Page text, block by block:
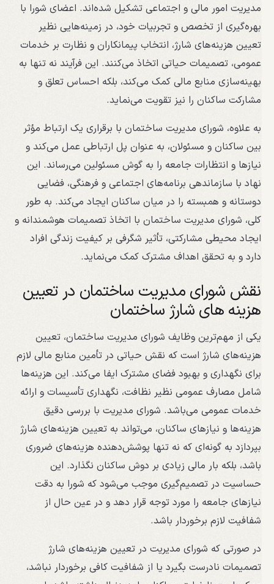
مدیریت امور مالی و اجتماعی تشکیل شده‌اند. اعضای شورا با
بهره‌گیری از تخصص و تجربیات خود، در زمینه‌هایی نظیر
تعیین هزینه‌های شارژ، انتخاب پیمانکاران و نظارت بر خدمات
عمومی، تصمیمات حیاتی اتخاذ می‌کنند. این فرآیند نه تنها به
بهینه‌سازی منابع مالی کمک می‌کند، بلکه احساس تعلق و
مشارکت ساکنان را نیز تقویت می‌نماید.
به علاوه، شورای مدیریت ساختمان با برقراری یک ارتباط مؤثر
بین ساکنان و مسئولان، به عنوان پل ارتباطی عمل می‌کند و
نیازها و انتظارات جامعه را به گوش مسئولین می‌رساند. این
نهاد با سازماندهی برنامه‌های اجتماعی و فرهنگی، فضایی
دوستانه و همبسته را در میان ساکنان ایجاد می‌کند. به طور
کلی، شورای مدیریت ساختمان با اتخاذ تصمیمات هوشمندانه و
ایجاد محیطی مشارکتی، تأثیر شگرفی بر کیفیت زندگی افراد
دارد و به تحقق اهداف مشترک کمک می‌نماید.
نقش شورای مدیریت ساختمان در تعیین
هزینه های شارژ ساختمان
یکی از مهم‌ترین وظایف شورای مدیریت ساختمان، تعیین
هزینه‌های شارژ است که نقش حیاتی در تأمین منابع مالی لازم
برای نگهداری و بهبود فضای مشترک ایفا می‌کند. این هزینه‌ها
شامل مصارف عمومی نظیر نظافت، نگهداری تأسیسات و ارائه
خدمات عمومی می‌باشد. شورای مدیریت با بررسی دقیق
هزینه‌ها و نیازهای ساکنان، می‌تواند به تعیین هزینه‌های شارژ
بپردازد به گونه‌ای که نه تنها پوشش‌دهنده هزینه‌های ضروری
باشد، بلکه بار مالی زیادی بر دوش ساکنان نگذارد. این
حساسیت در تصمیم‌گیری موجب می‌شود که شورا به دقت
نیازهای جامعه را مورد توجه قرار دهد و در عین حال از
شفافیت لازم برخوردار باشد.
در صورتی که شورای مدیریت در تعیین هزینه‌های شارژ
تصمیمات نادرست بگیرد یا از شفافیت کافی برخوردار نباشد،